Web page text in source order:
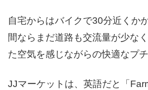
自宅からはバイクで30分近くか
間ならまだ道路も交流量が少な
た空気を感じながらの快適なプチ
JJマーケットは、英語だと「